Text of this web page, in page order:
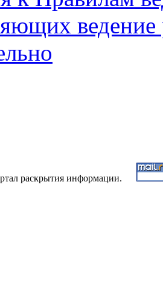
ведение
раскрытия информации.